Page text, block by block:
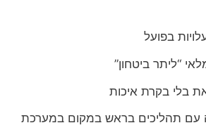
בפועל
“ליתר ביטחון”
בלי בקרת איכות
עם תהליכים בראש במקום במערכת